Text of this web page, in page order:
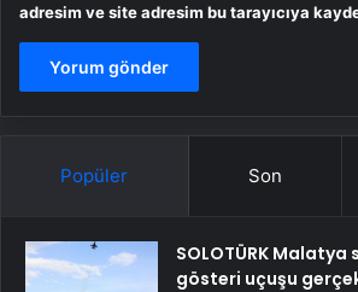
adresim ve site adresim bu tarayıcıya
Popüler Son
SOLOTÜRK Malatya
gösteri uçuşu